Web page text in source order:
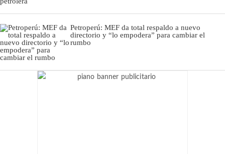
Petroperú: MEF da total respaldo a nuevo
directorio y “lo empodera” para cambiar el
rumbo